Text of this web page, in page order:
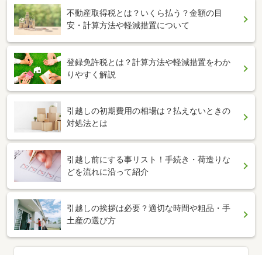
不動産取得税とは？いくら払う？金額の目
安・計算方法や軽減措置について
登録免許税とは？計算方法や軽減措置をわか
りやすく解説
引越しの初期費用の相場は？払えないときの
対処法とは
引越し前にする事リスト！手続き・荷造りな
どを流れに沿って紹介
引越しの挨拶は必要？適切な時間や粗品・手
土産の選び方